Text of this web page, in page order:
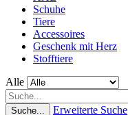
Schuhe
Tiere
Accessoires
Geschenk mit Herz
Stofftiere
Alle
Suche... Erweiterte Suche